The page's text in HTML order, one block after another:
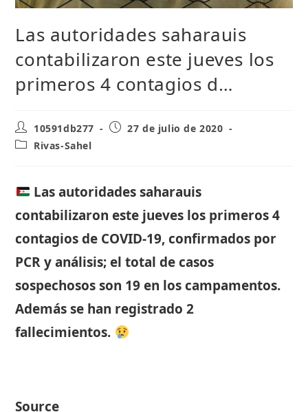
Las autoridades saharauis
contabilizaron este jueves los
primeros 4 contagios d…
Autor
de
10591db277
Publicación
27 de julio de 2020
Categoría
entrada:
Rivas-Sahel
Las autoridades saharauis
contabilizaron este jueves los primeros 4
contagios de COVID-19, confirmados por
PCR y análisis; el total de casos
sospechosos son 19 en los campamentos.
Además se han registrado 2
fallecimientos.
Source